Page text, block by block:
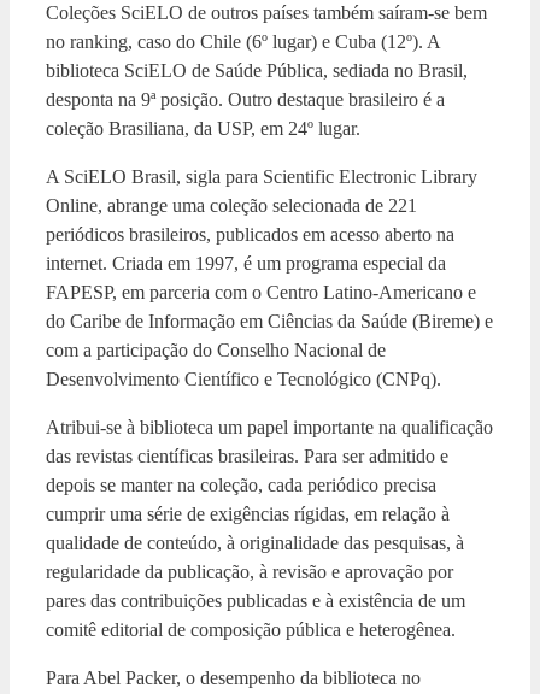
Coleções SciELO de outros países também saíram-se bem
no ranking, caso do Chile (6º lugar) e Cuba (12º). A
biblioteca SciELO de Saúde Pública, sediada no Brasil,
desponta na 9ª posição. Outro destaque brasileiro é a
coleção Brasiliana, da USP, em 24º lugar.
A SciELO Brasil, sigla para Scientific Electronic Library
Online, abrange uma coleção selecionada de 221
periódicos brasileiros, publicados em acesso aberto na
internet. Criada em 1997, é um programa especial da
FAPESP, em parceria com o Centro Latino-Americano e
do Caribe de Informação em Ciências da Saúde (Bireme) e
com a participação do Conselho Nacional de
Desenvolvimento Científico e Tecnológico (CNPq).
Atribui-se à biblioteca um papel importante na qualificação
das revistas científicas brasileiras. Para ser admitido e
depois se manter na coleção, cada periódico precisa
cumprir uma série de exigências rígidas, em relação à
qualidade de conteúdo, à originalidade das pesquisas, à
regularidade da publicação, à revisão e aprovação por
pares das contribuições publicadas e à existência de um
comitê editorial de composição pública e heterogênea.
Para Abel Packer, o desempenho da biblioteca no